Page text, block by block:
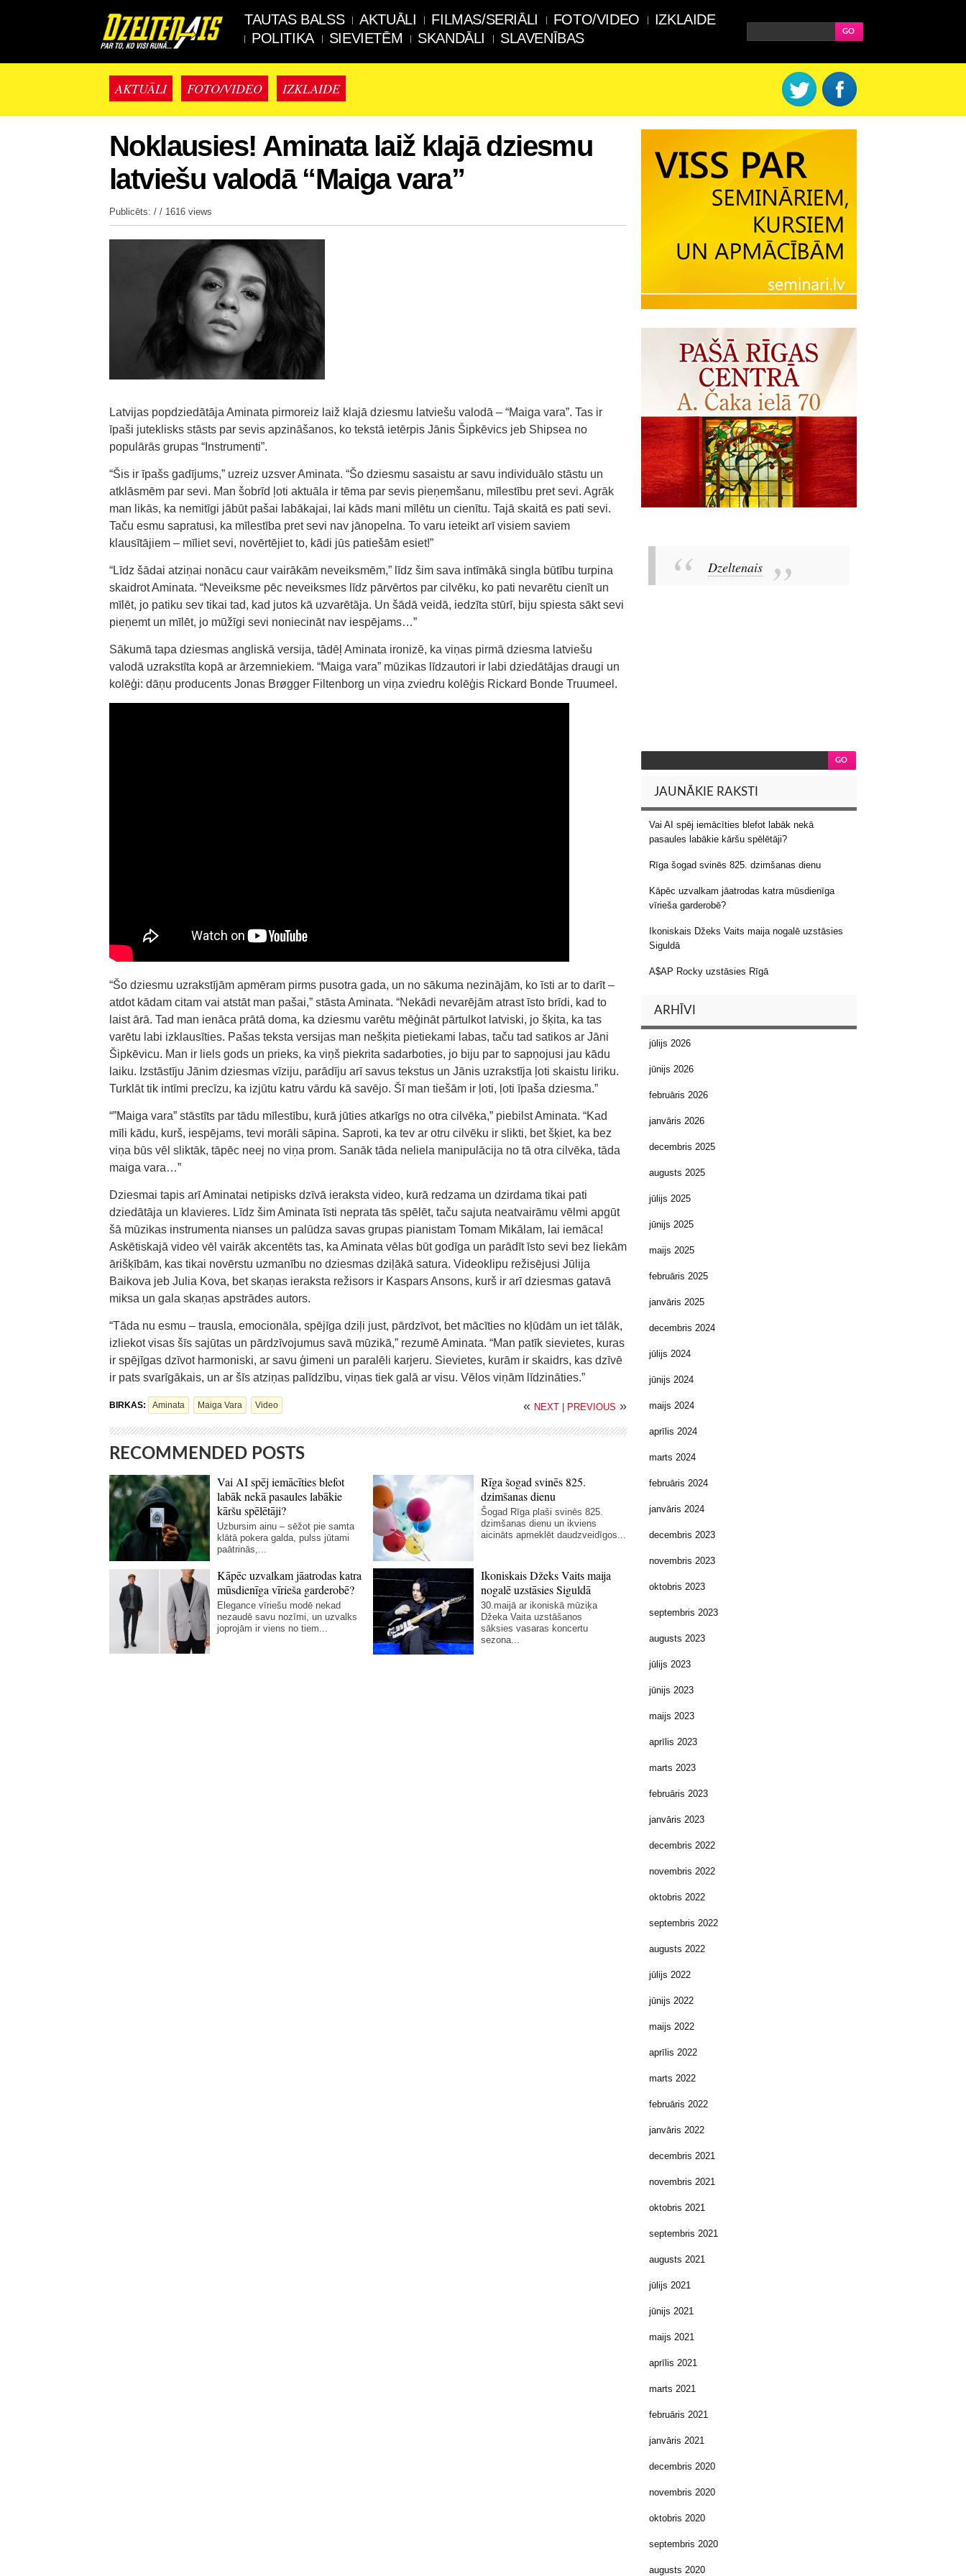
TAUTAS BALSS AKTUĀLI FILMAS/SERIĀLI FOTO/VIDEO
IZKLAIDE
POLITIKA
SIEVIETĒM SKANDĀLI SLAVENĪBAS
AKTUĀLI FOTO/VIDEO IZKLAIDE
Noklausies! Aminata laiž klajā dziesmu
latviešu valodā “Maiga vara”
Publicēts: / / 1616 views
Latvijas popdziedātāja Aminata pirmoreiz laiž klajā dziesmu latviešu valodā – “Maiga vara”. Tas ir
īpaši juteklisks stāsts par sevis apzināšanos, ko tekstā ietērpis Jānis Šipkēvics jeb Shipsea no
populārās grupas “Instrumenti”.
“Šis ir īpašs gadījums,” uzreiz uzsver Aminata. “Šo dziesmu sasaistu ar savu individuālo stāstu un
atklāsmēm par sevi. Man šobrīd ļoti aktuāla ir tēma par sevis pieņemšanu, mīlestību pret sevi. Agrāk
man likās, ka nemitīgi jābūt pašai labākajai, lai kāds mani mīlētu un cienītu. Tajā skaitā es pati sevi.
Taču esmu sapratusi, ka mīlestība pret sevi nav jānopelna. To varu ieteikt arī visiem saviem
klausītājiem – mīliet sevi, novērtējiet to, kādi jūs patiešām esiet!”
“Līdz šādai atziņai nonācu caur vairākām neveiksmēm,” līdz šim sava intīmākā singla būtību turpina
skaidrot Aminata. “Neveiksme pēc neveiksmes līdz pārvērtos par cilvēku, ko pati nevarētu cienīt un
mīlēt, jo patiku sev tikai tad, kad jutos kā uzvarētāja. Un šādā veidā, iedzīta stūrī, biju spiesta sākt sevi
pieņemt un mīlēt, jo mūžīgi sevi noniecināt nav iespējams…”
Sākumā tapa dziesmas angliskā versija, tādēļ Aminata ironizē, ka viņas pirmā dziesma latviešu
valodā uzrakstīta kopā ar ārzemniekiem. “Maiga vara” mūzikas līdzautori ir labi dziedātājas draugi un
kolēģi: dāņu producents Jonas Brøgger Filtenborg un viņa zviedru kolēģis Rickard Bonde Truumeel.
“Šo dziesmu uzrakstījām apmēram pirms pusotra gada, un no sākuma nezinājām, ko īsti ar to darīt –
atdot kādam citam vai atstāt man pašai,” stāsta Aminata. “Nekādi nevarējām atrast īsto brīdi, kad to
laist ārā. Tad man ienāca prātā doma, ka dziesmu varētu mēģināt pārtulkot latviski, jo šķita, ka tas
varētu labi izklausīties. Pašas teksta versijas man nešķita pietiekami labas, taču tad satikos ar Jāni
Šipkēvicu. Man ir liels gods un prieks, ka viņš piekrita sadarboties, jo biju par to sapņojusi jau kādu
laiku. Izstāstīju Jānim dziesmas vīziju, parādīju arī savus tekstus un Jānis uzrakstīja ļoti skaistu liriku.
Turklāt tik intīmi precīzu, ka izjūtu katru vārdu kā savējo. Šī man tiešām ir ļoti, ļoti īpaša dziesma.”
“”Maiga vara” stāstīts par tādu mīlestību, kurā jūties atkarīgs no otra cilvēka,” piebilst Aminata. “Kad
mīli kādu, kurš, iespējams, tevi morāli sāpina. Saproti, ka tev ar otru cilvēku ir slikti, bet šķiet, ka bez
viņa būs vēl sliktāk, tāpēc neej no viņa prom. Sanāk tāda neliela manipulācija no tā otra cilvēka, tāda
maiga vara…”
Dziesmai tapis arī Aminatai netipisks dzīvā ieraksta video, kurā redzama un dzirdama tikai pati
dziedātāja un klavieres. Līdz šim Aminata īsti neprata tās spēlēt, taču sajuta neatvairāmu vēlmi apgūt
šā mūzikas instrumenta nianses un palūdza savas grupas pianistam Tomam Mikālam, lai iemāca!
Askētiskajā video vēl vairāk akcentēts tas, ka Aminata vēlas būt godīga un parādīt īsto sevi bez liekām
ārišķībām, kas tikai novērstu uzmanību no dziesmas dziļākā satura. Videoklipu režisējusi Jūlija
Baikova jeb Julia Kova, bet skaņas ieraksta režisors ir Kaspars Ansons, kurš ir arī dziesmas gatavā
miksa un gala skaņas apstrādes autors.
“Tāda nu esmu – trausla, emocionāla, spējīga dziļi just, pārdzīvot, bet mācīties no kļūdām un iet tālāk,
izliekot visas šīs sajūtas un pārdzīvojumus savā mūzikā,” rezumē Aminata. “Man patīk sievietes, kuras
ir spējīgas dzīvot harmoniski, ar savu ģimeni un paralēli karjeru. Sievietes, kurām ir skaidrs, kas dzīvē
ir pats svarīgākais, un ar šīs atziņas palīdzību, viņas tiek galā ar visu. Vēlos viņām līdzināties.”
BIRKAS: Aminata Maiga Vara Video « NEXT PREVIOUS »
RECOMMENDED POSTS
Vai AI spēj iemācīties blefot
labāk nekā pasaules labākie
kāršu spēlētāji?
Uzbursim ainu – sēžot pie samta
klātā pokera galda, pulss jūtami
paātrinās,...
Rīga šogad svinēs 825.
dzimšanas dienu
Šogad Rīga plaši svinēs 825.
dzimšanas dienu un ikviens
aicināts apmeklēt daudzveidīgos...
Kāpēc uzvalkam jāatrodas katra
mūsdienīga vīrieša garderobē?
Elegance vīriešu modē nekad
nezaudē savu nozīmi, un uzvalks
joprojām ir viens no tiem...
Ikoniskais Džeks Vaits maija
nogalē uzstāsies Siguldā
30.maijā ar ikoniskā mūziķa
Džeka Vaita uzstāšanos
sāksies vasaras koncertu
sezona...
Dzeltenais
JAUNĀKIE RAKSTI
Vai AI spēj iemācīties blefot labāk nekā
pasaules labākie kāršu spēlētāji?
Rīga šogad svinēs 825. dzimšanas dienu
Kāpēc uzvalkam jāatrodas katra mūsdienīga
vīrieša garderobē?
Ikoniskais Džeks Vaits maija nogalē uzstāsies
Siguldā
A$AP Rocky uzstāsies Rīgā
ARHĪVI
jūlijs 2026
jūnijs 2026
februāris 2026
janvāris 2026
decembris 2025
augusts 2025
jūlijs 2025
jūnijs 2025
maijs 2025
februāris 2025
janvāris 2025
decembris 2024
jūlijs 2024
jūnijs 2024
maijs 2024
aprīlis 2024
marts 2024
februāris 2024
janvāris 2024
decembris 2023
novembris 2023
oktobris 2023
septembris 2023
augusts 2023
jūlijs 2023
jūnijs 2023
maijs 2023
aprīlis 2023
marts 2023
februāris 2023
janvāris 2023
decembris 2022
novembris 2022
oktobris 2022
septembris 2022
augusts 2022
jūlijs 2022
jūnijs 2022
maijs 2022
aprīlis 2022
marts 2022
februāris 2022
janvāris 2022
decembris 2021
novembris 2021
oktobris 2021
septembris 2021
augusts 2021
jūlijs 2021
jūnijs 2021
maijs 2021
aprīlis 2021
marts 2021
februāris 2021
janvāris 2021
decembris 2020
novembris 2020
oktobris 2020
septembris 2020
augusts 2020